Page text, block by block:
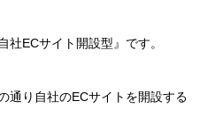
社ECサイト開設型』です。
通り自社のECサイトを開設する